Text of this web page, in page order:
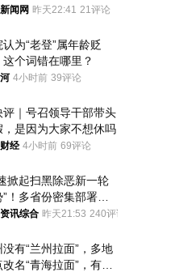
闻网 昨天22:41 21评论
为“老登”属年龄贬
这个词错在哪里？
4小时前 39评论
评｜号召领导干部带头
，是因为大家不想休吗
经 4小时前 69评论
掀起扫黑除恶新一轮
！多省份密集部署，
举报方式
讯综合 昨天21:53 240评论
没有“兰州拉面”，多地
名“青海拉面”，有商